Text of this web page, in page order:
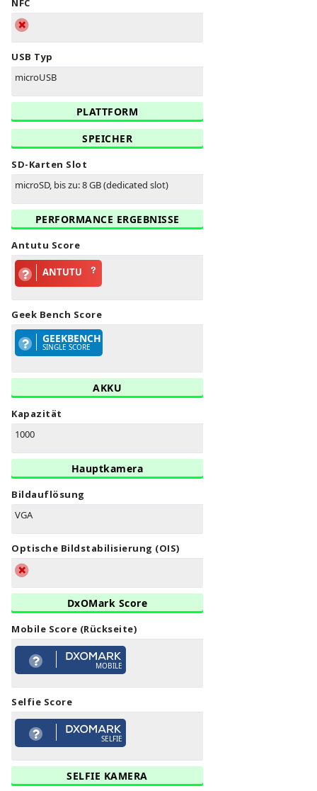
NFC
USB Typ
microUSB
PLATTFORM
SPEICHER
SD-Karten Slot
microSD, bis zu: 8 GB (dedicated slot)
PERFORMANCE ERGEBNISSE
Antutu Score
ANTUTU
Geek Bench Score
GEEKBENCH
SINGLE SCORE
AKKU
Kapazität
1000
Hauptkamera
Bildauflösung
VGA
Optische Bildstabilisierung (OIS)
DxOMark Score
Mobile Score (Rückseite)
MOBILE
Selfie Score
SELFIE
SELFIE KAMERA